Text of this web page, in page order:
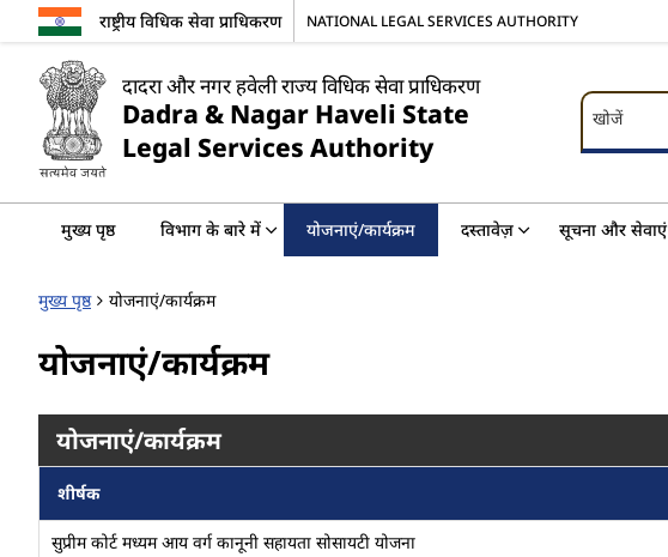
राष्ट्रीय विधिक सेवा प्राधिकरण NATIONAL LEGAL SERVICES AUTHORITY
दादरा और नगर हवेली राज्य विधिक सेवा प्राधिकरण
Dadra & Nagar Haveli State
Legal Services Authority
खोजें
खोजें
मुख्य पृष्ठ विभाग के बारे में योजनाएं/कार्यक्रम दस्तावेज़ सूचना और सेवाएं
मुख्य पृष्ठ योजनाएं/कार्यक्रम
योजनाएं/कार्यक्रम
योजनाएं/कार्यक्रम
शीर्षक
सुप्रीम कोर्ट मध्यम आय वर्ग कानूनी सहायता सोसायटी योजना